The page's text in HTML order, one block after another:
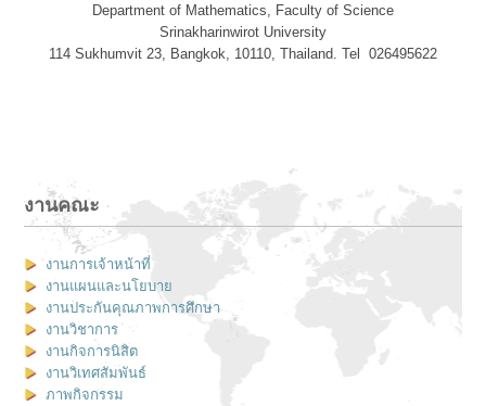
Department of Mathematics, Faculty of Science
Srinakharinwirot University
114 Sukhumvit 23, Bangkok, 10110, Thailand. Tel 026495622
งานคณะ
งานการเจ้าหน้าที่
งานแผนและนโยบาย
งานประกันคุณภาพการศึกษา
งานวิชาการ
งานกิจการนิสิต
งานวิเทศสัมพันธ์
ภาพกิจกรรม